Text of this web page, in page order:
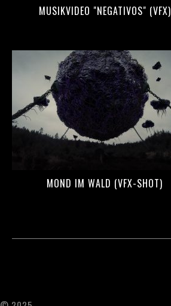
MUSIKVIDEO "NEGATIVOS" (VFX)
MOND IM WALD (VFX-SHOT)